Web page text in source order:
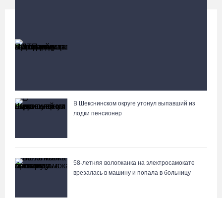
Вологжане сняли на видео медведей на Чукотке
В Шекснинском округе утонул выпавший из
лодки пенсионер
58-летняя вологжанка на электросамокате
врезалась в машину и попала в больницу